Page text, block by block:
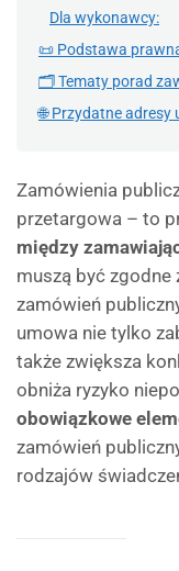
Dla wykonawcy:
📜 Podstawa
🗂 Tematy porad
🌐 Przydatne adresy
Zamówienia
przetargowa – to
między
muszą być
zamówień
umowa nie tylko
także zwiększa
obniża ryzyko
obowiązkowe
zamówień
rodzajów